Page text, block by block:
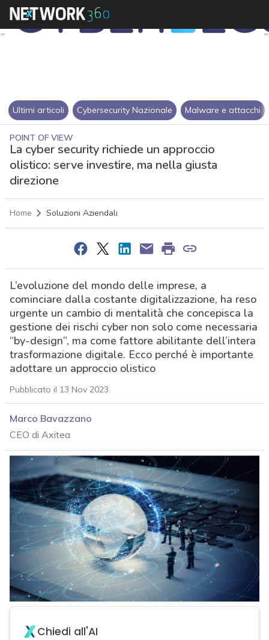
Ultimi articoli Cybersecurity Nazionale Malware e attacchi
POINT OF VIEW
La cyber security richiede un approccio
olistico: serve investire, ma nella giusta
direzione
Home Soluzioni Aziendali
L’evoluzione del mondo delle imprese, a
cominciare dalla costante digitalizzazione, ha reso
urgente un cambio di mentalità che concepisca la
gestione dei rischi cyber non solo come necessaria
“by-design”, ma come fattore abilitante dell’intera
trasformazione digitale. Ecco perché è importante
adottare un approccio olistico
Pubblicato il 13 Nov 2023
Marco Bavazzano
CEO di Axitea
Chiedi all'AI